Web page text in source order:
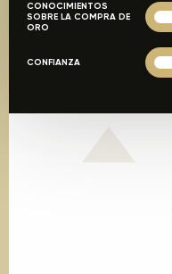
CONOCIMIENTOS
SOBRE LA COMPRA DE
ORO
CONFIANZA